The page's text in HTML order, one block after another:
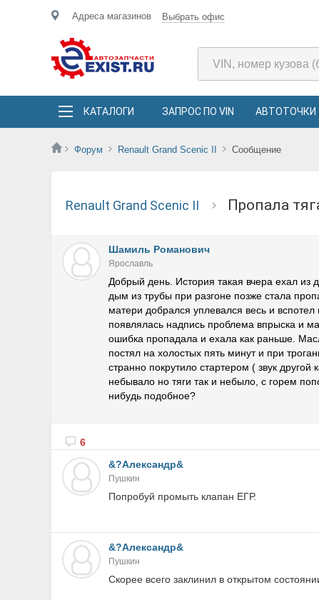
Адреса магазинов Выбрать офис
КАТАЛОГИ ЗАПРОС ПО VIN АВТОТОЧКИ
Форум Renault Grand Scenic II Сообщение
Renault Grand Scenic II Пропала
Шамиль Романович
Ярославль
Добрый день. История такая вчера ехал из
дым из трубы при разгоне позже стала
матери добрался уплевался весь и
появлялась надпись проблема впрыска и
ошибка пропадала и ехала как раньше.
постял на холостых пять минут и при
странно покрутило стартером ( звук
небывало но тяги так и небыло, с горем
нибудь подобное?
6
&?Александр&
Пушкин
Попробуй промыть клапан ЕГР.
&?Александр&
Пушкин
Скорее всего заклинил в открытом